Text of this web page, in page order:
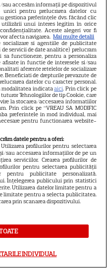
memorabile de la
Diana cu
Detalii
de la ceremonia
de 4 milioane de euro
TV. Compania
că va contesta decizia
Concurenței
modestă la sute
sau accesăm informații pe dispozitivul
unici pentru prelucrarea datelor cu
gestiona preferințele dvs. făcând clic
unui interes legitim în orice
Aceste alegeri vor fi
afecta navigarea. Mai multe detalii
si agentiile de publicitate
servicii de date analitice) prelucram
functioneze, pentru a personaliza
in functie de interesele si/sau
aferente retelelor de socializare
Beneficiati de drepturile prevazute de
datelor cu caracter personal.
modalitatea indicataaici. Prin click pe
tuturor Tehnologiilor de tip Cookie, care
la stocarea/accesarea informatiilor
Prin click pe “VREAU SA MODIFIC
preferintele in mod individual, mai
pentru functionarea website-
datele pentru a oferi:
profilurilor pentru selectarea
sau accesarea informațiilor de pe un
serviciilor. Crearea profilurilor de
pentru selectarea publicității
pentru publicitate personalizată.
Înțelegerea publicului prin statistici
Utilizarea datelor limitate pentru a
limitate pentru a selecta publicitatea.
prin scanarea dispozitivului.
INDIVIDUAL